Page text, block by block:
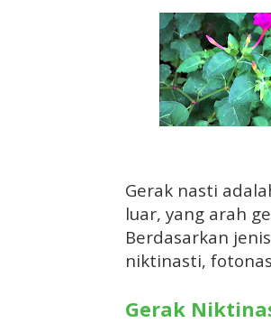
Gerak nasti
luar, yang arah
Berdasarkan
niktinasti,
Gerak